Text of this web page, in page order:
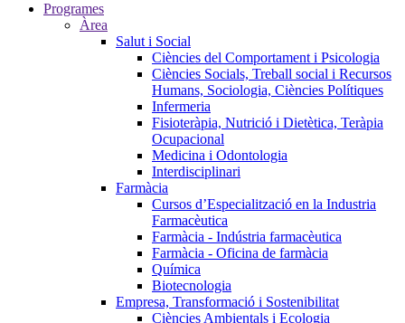
Programes
Àrea
Salut i Social
Ciències del Comportament i Psicologia
Ciències Socials, Treball social i Recursos
Humans, Sociologia, Ciències Polítiques
Infermeria
Fisioteràpia, Nutrició i Dietètica, Teràpia
Ocupacional
Medicina i Odontologia
Interdisciplinari
Farmàcia
Cursos d’Especialització en la Industria
Farmacèutica
Farmàcia - Indústria farmacèutica
Farmàcia - Oficina de farmàcia
Química
Biotecnologia
Empresa, Transformació i Sostenibilitat
Ciències Ambientals i Ecologia